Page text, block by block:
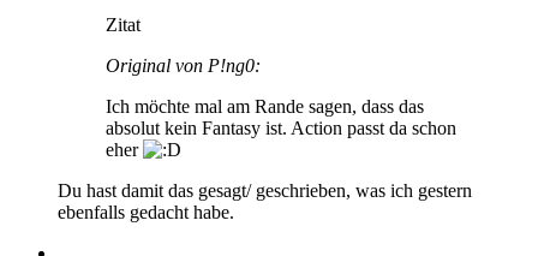
Zitat
Original von P!ng0:
Ich möchte mal am Rande sagen, dass das
absolut kein Fantasy ist. Action passt da schon
eher
Du hast damit das gesagt/ geschrieben, was ich gestern
ebenfalls gedacht habe.